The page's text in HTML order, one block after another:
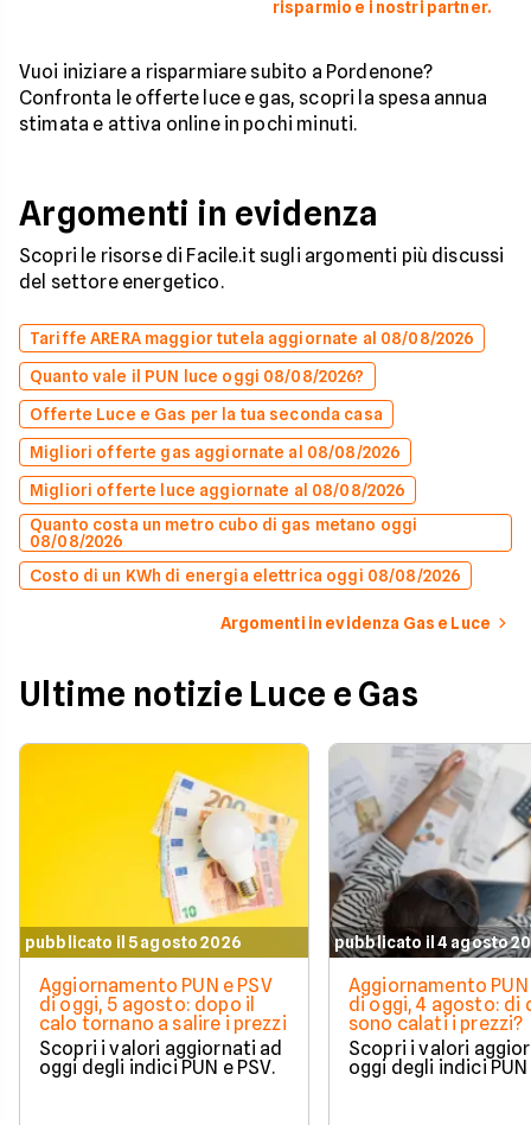
risparmio e i nostri partner.
Vuoi iniziare a risparmiare subito a Pordenone?
Confronta le offerte luce e gas, scopri la spesa annua
stimata e attiva online in pochi minuti.
Argomenti in evidenza
Scopri le risorse di Facile.it sugli argomenti più discussi
del settore energetico.
Tariffe ARERA maggior tutela aggiornate al 08/08/2026
Quanto vale il PUN luce oggi 08/08/2026?
Offerte Luce e Gas per la tua seconda casa
Migliori offerte gas aggiornate al 08/08/2026
Migliori offerte luce aggiornate al 08/08/2026
Quanto costa un metro cubo di gas metano oggi
08/08/2026
Costo di un KWh di energia elettrica oggi 08/08/2026
Argomenti in evidenza Gas e Luce
Ultime notizie Luce e Gas
pubblicato il 5 agosto 2026
Aggiornamento PUN e PSV
di oggi, 5 agosto: dopo il
calo tornano a salire i prezzi
Scopri i valori aggiornati ad
oggi degli indici PUN e PSV.
pubblicato il 4 agosto
Aggiornamento PUN
di oggi, 4 agosto: di
sono calati i prezzi?
Scopri i valori
oggi degli indici PUN